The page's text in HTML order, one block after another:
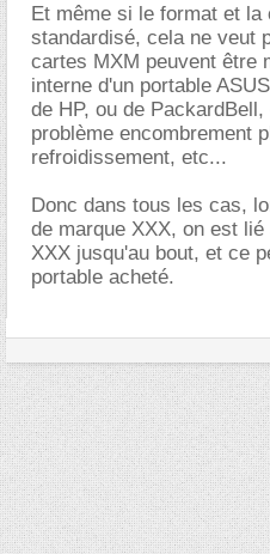
Et même si le format et la
standardisé, cela ne veut
cartes MXM peuvent être
interne d'un portable
de HP, ou de
problème encombrement
refroidissement, etc...
Donc dans tous les cas,
de marque XXX, on est
XXX jusqu'au bout, et ce
portable acheté.